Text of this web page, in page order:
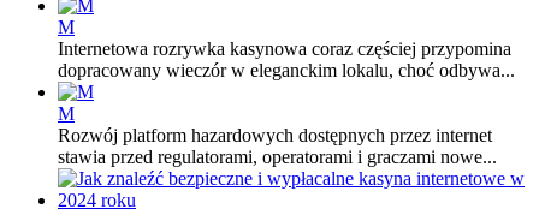
M
Internetowa rozrywka kasynowa coraz częściej przypomina
dopracowany wieczór w eleganckim lokalu, choć odbywa...
M
Rozwój platform hazardowych dostępnych przez internet
stawia przed regulatorami, operatorami i graczami nowe...